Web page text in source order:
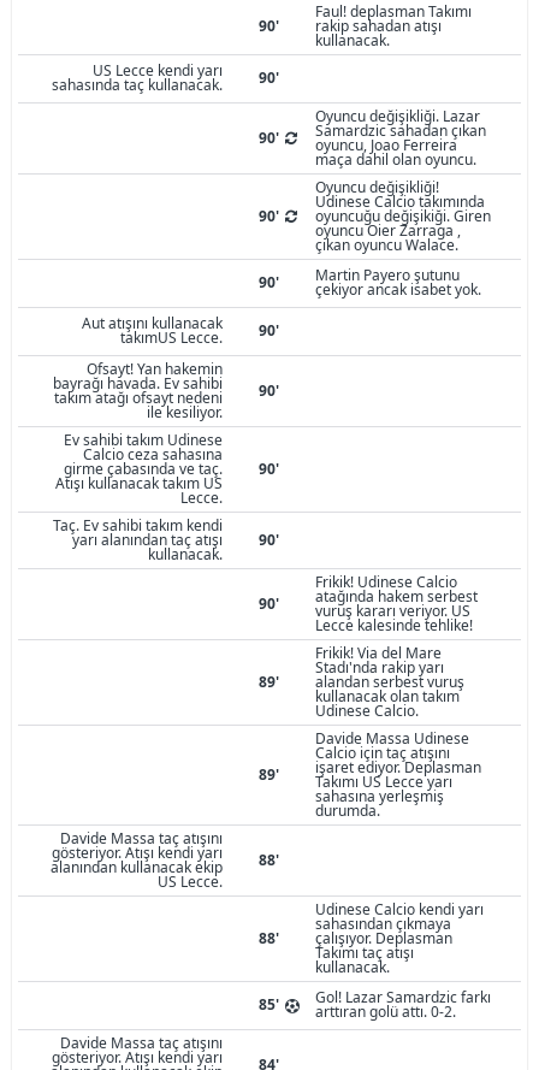
90'
Faul! deplasman Takımı
rakip sahadan atışı
kullanacak.
US Lecce kendi yarı
sahasında taç kullanacak. 90'
90'
Oyuncu değişikliği. Lazar
Samardzic sahadan çıkan
oyuncu, Joao Ferreira
maça dahil olan oyuncu.
90'
Oyuncu değişikliği!
Udinese Calcio takımında
oyuncuğu değişikiği. Giren
oyuncu Oier Zarraga ,
çıkan oyuncu Walace.
90'
Martin Payero şutunu
çekiyor ancak isabet yok.
Aut atışını kullanacak
takımUS Lecce.
90'
Ofsayt! Yan hakemin
bayrağı havada. Ev sahibi
takım atağı ofsayt nedeni
ile kesiliyor.
90'
Ev sahibi takım Udinese
Calcio ceza sahasına
girme çabasında ve taç.
Atışı kullanacak takım US
Lecce.
90'
Taç. Ev sahibi takım kendi
yarı alanından taç atışı
kullanacak.
90'
90'
Frikik! Udinese Calcio
atağında hakem serbest
vuruş kararı veriyor. US
Lecce kalesinde tehlike!
89'
Frikik! Via del Mare
Stadı'nda rakip yarı
alandan serbest vuruş
kullanacak olan takım
Udinese Calcio.
89'
Davide Massa Udinese
Calcio için taç atışını
işaret ediyor. Deplasman
Takımı US Lecce yarı
sahasına yerleşmiş
durumda.
Davide Massa taç atışını
gösteriyor. Atışı kendi yarı
alanından kullanacak ekip
US Lecce.
88'
88'
Udinese Calcio kendi yarı
sahasından çıkmaya
çalışıyor. Deplasman
Takımı taç atışı
kullanacak.
85'
Gol! Lazar Samardzic farkı
arttıran golü attı. 0-2.
Davide Massa taç atışını
gösteriyor. Atışı kendi yarı 84'